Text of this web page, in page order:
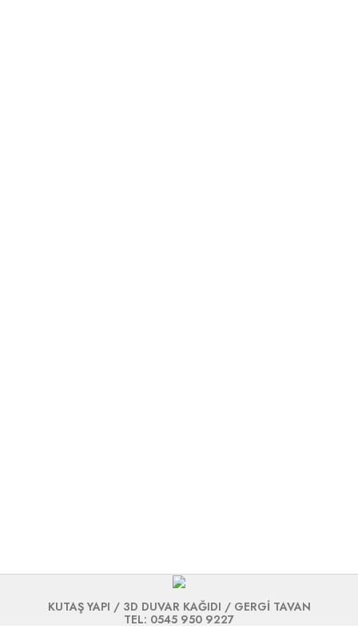
KUTAŞ YAPI / 3D DUVAR KAĞIDI / GERGİ TAVAN
TEL: 0545 950 9227